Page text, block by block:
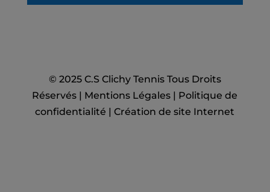
© 2025 C.S Clichy Tennis Tous Droits
Réservés | Mentions Légales
Politique de
confidentialité |Création de site Internet